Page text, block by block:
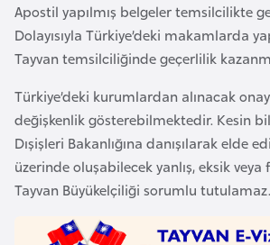
Apostil yapılmış belgeler temsilcilikte
Dolayısıyla Türkiye’deki makamlarda
Tayvan temsilciliğinde geçerlilik
Türkiye’deki kurumlardan alınacak
değişkenlik gösterebilmektedir. Kesin
Dışişleri Bakanlığına danışılarak elde
üzerinde oluşabilecek yanlış, eksik
Tayvan Büyükelçiliği sorumlu tutulamaz.
l
ç
i
k
a
B
e